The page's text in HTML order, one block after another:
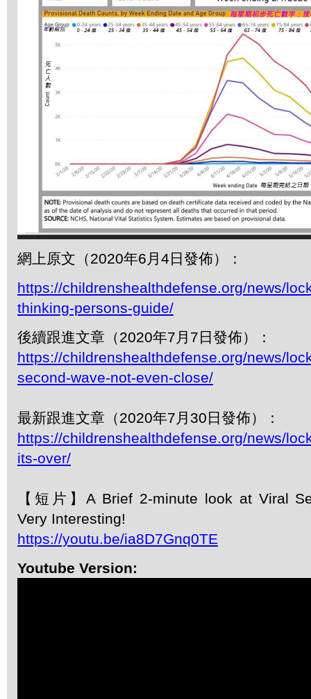
網上原文（2020年6月4日發佈）：
https://childrenshealthdefense.org/news/
thinking-persons-guide/
後續跟進文章（2020年7月7日發佈）：
https://childrenshealthdefense.org/news/
second-wave-not-even-close/
最新跟進文章（2020年7月30日發佈）：
https://childrenshealthdefense.org/news/
its-over/
【短片】A Brief 2-minute look at Viral
Very Interesting!
https://youtu.be/ia8D7Gnq0TE
Youtube Version: